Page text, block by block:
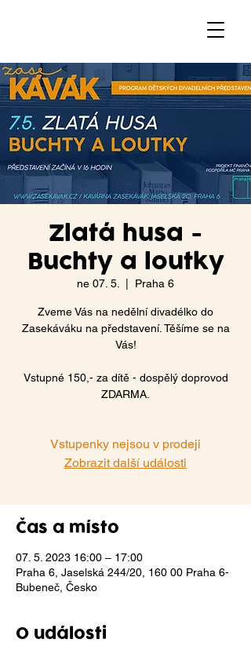
Zlatá husa -
Buchty a loutky
ne 07. 5. Praha 6
Zveme Vás na nedělní divadélko do
Zasekáváku na představení. Těšíme se na
Vás!
Vstupné 150,- za dítě - dospělý doprovod
ZDARMA.
Vstupenky nejsou v prodeji
Zobrazit další události
Čas a místo
07. 5. 2023 16:00 – 17:00
Praha 6, Jaselská 244/20, 160 00 Praha 6-
Bubeneč, Česko
O události